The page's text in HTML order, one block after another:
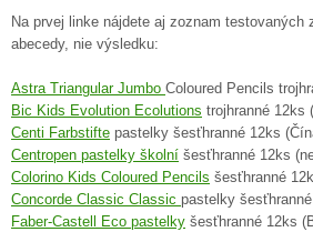
Na prvej linke nájdete aj zoznam testovaných
abecedy, nie výsledku:
Astra Triangular Jumbo Coloured Pencils
Bic Kids Evolution Ecolutions trojhranné 12ks
Centi Farbstifte pastelky šesťhranné 12ks
Centropen pastelky školní šesťhranné 12ks
Colorino Kids Coloured Pencils šesťhranné
Concorde Classic Classic pastelky
Faber-Castell Eco pastelky šesťhranné 12ks